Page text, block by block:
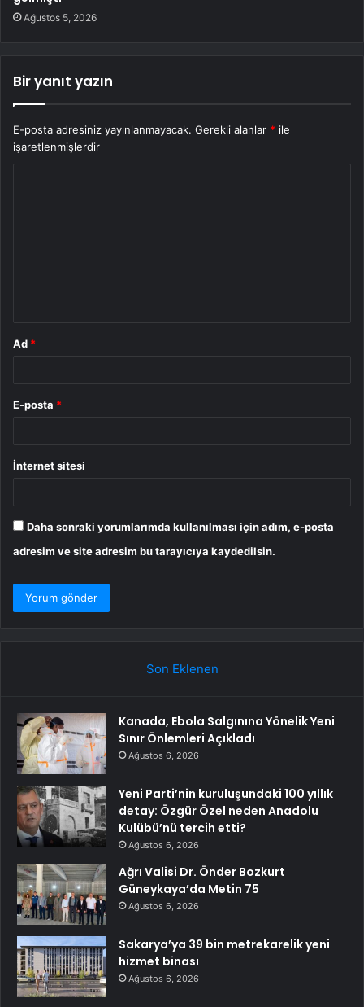
Ağustos 5, 2026
Bir yanıt yazın
E-posta adresiniz yayınlanmayacak. Gerekli alanlar * ile
işaretlenmişlerdir
Ad *
E-posta *
İnternet sitesi
Daha sonraki yorumlarımda kullanılması için adım, e-posta
adresim ve site adresim bu tarayıcıya kaydedilsin.
Son Eklenen
Kanada, Ebola Salgınına Yönelik Yeni
Sınır Önlemleri Açıkladı
Ağustos 6, 2026
Yeni Parti’nin kuruluşundaki 100 yıllık
detay: Özgür Özel neden Anadolu
Kulübü’nü tercih etti?
Ağustos 6, 2026
Ağrı Valisi Dr. Önder Bozkurt
Güneykaya’da Metin 75
Ağustos 6, 2026
Sakarya’ya 39 bin metrekarelik yeni
hizmet binası
Ağustos 6, 2026